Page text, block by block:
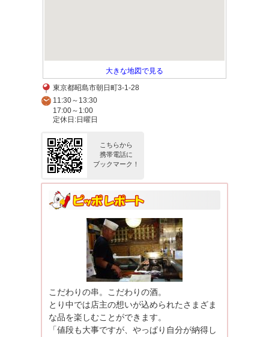
大きな地図で見る
東京都昭島市朝日町3-1-28
11:30～13:30
17:00～1:00
定休日:日曜日
こちらから
携帯電話に
ブックマーク！
こだわりの串。こだわりの酒。
とり中では店主の想いが込められたさまざま
な品を楽しむことができます。
「値段も大事ですが、やっぱり自分が納得し